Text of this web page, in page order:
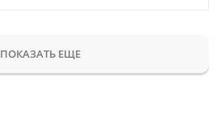
ПОКАЗАТЬ ЕЩЕ